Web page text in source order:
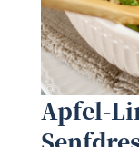
©Biohof Brenner
Apfel-